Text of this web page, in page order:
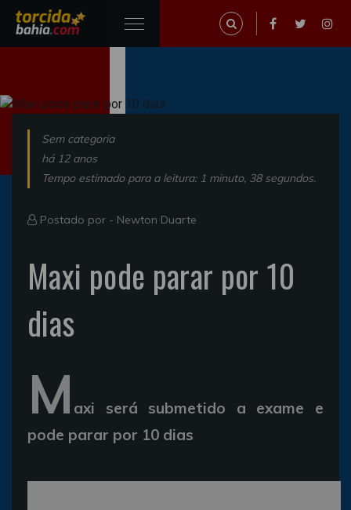
Sem categoria
há 12 anos
Tempo estimado para a leitura: 1 minuto, 38 segundos.
Postado por - Newton Duarte
Maxi pode parar por 10
dias
M axi será submetido a exame e
pode parar por 10 dias